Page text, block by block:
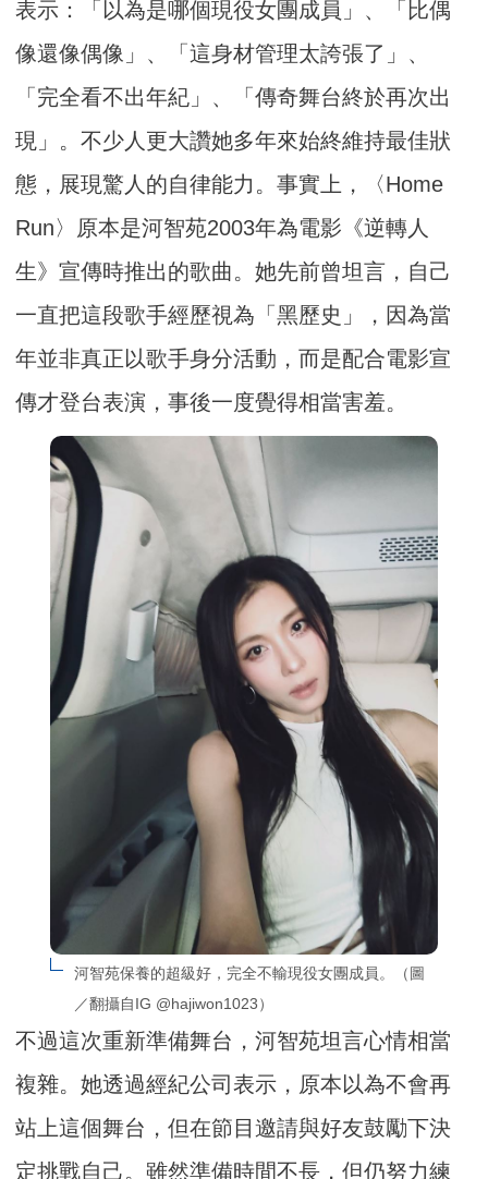
表示：「以為是哪個現役女團成員」、「比偶
像還像偶像」、「這身材管理太誇張了」、
「完全看不出年紀」、「傳奇舞台終於再次出
現」。不少人更大讚她多年來始終維持最佳狀
態，展現驚人的自律能力。事實上，〈Home
Run〉原本是河智苑2003年為電影《逆轉人
生》宣傳時推出的歌曲。她先前曾坦言，自己
一直把這段歌手經歷視為「黑歷史」，因為當
年並非真正以歌手身分活動，而是配合電影宣
傳才登台表演，事後一度覺得相當害羞。
河智苑保養的超級好，完全不輸現役女團成員。（圖
／翻攝自IG @hajiwon1023）
不過這次重新準備舞台，河智苑坦言心情相當
複雜。她透過經紀公司表示，原本以為不會再
站上這個舞台，但在節目邀請與好友鼓勵下決
定挑戰自己。雖然準備時間不長，但仍努力練